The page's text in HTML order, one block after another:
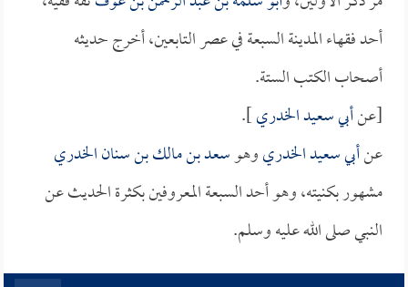
أحد فقهاء المدينة السبعة في عصر التابعين، أخرج حديثه
أصحاب الكتب الستة.
[عنأبي سعيد الخدري].
عنأبي سعيد الخدريوهوسعد بن مالك بن سنان الخدري
مشهور بكنيته، وهو أحد السبعة المعروفين بكثرة الحديث عن
النبي صلى الله عليه وسلم.